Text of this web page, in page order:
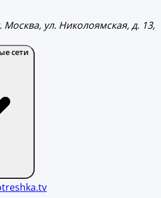
ул. Николоямская, д. 13,
сети